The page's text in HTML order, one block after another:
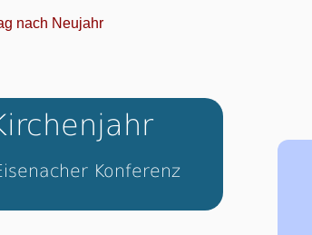
nach Neujahr
Konferenz